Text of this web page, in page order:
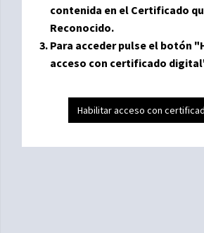
contenida en el Certificado
Reconocido.
Para acceder pulse el botón
acceso con certificado
Habilitar acceso con